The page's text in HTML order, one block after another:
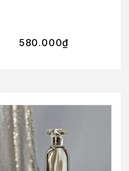
580.000₫